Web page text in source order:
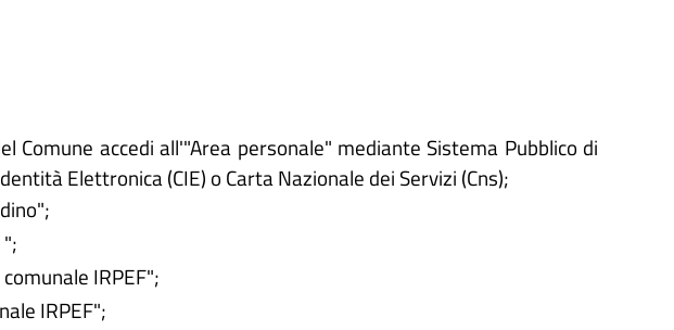
Comune accedi all'"Area personale" mediante Sistema Pubblico di
Elettronica (CIE) o Carta Nazionale dei Servizi (Cns);
IRPEF";
IRPEF";